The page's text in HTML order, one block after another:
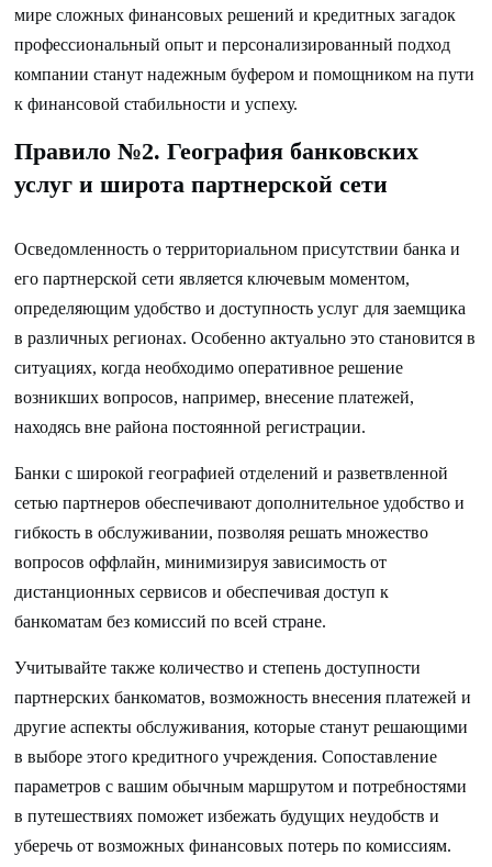
мире сложных финансовых решений и кредитных загадок
профессиональный опыт и персонализированный подход
компании станут надежным буфером и помощником на пути
к финансовой стабильности и успеху.
Правило №2. География банковских
услуг и широта партнерской сети
Осведомленность о территориальном присутствии банка и
его партнерской сети является ключевым моментом,
определяющим удобство и доступность услуг для заемщика
в различных регионах. Особенно актуально это становится в
ситуациях, когда необходимо оперативное решение
возникших вопросов, например, внесение платежей,
находясь вне района постоянной регистрации.
Банки с широкой географией отделений и разветвленной
сетью партнеров обеспечивают дополнительное удобство и
гибкость в обслуживании, позволяя решать множество
вопросов оффлайн, минимизируя зависимость от
дистанционных сервисов и обеспечивая доступ к
банкоматам без комиссий по всей стране.
Учитывайте также количество и степень доступности
партнерских банкоматов, возможность внесения платежей и
другие аспекты обслуживания, которые станут решающими
в выборе этого кредитного учреждения. Сопоставление
параметров с вашим обычным маршрутом и потребностями
в путешествиях поможет избежать будущих неудобств и
уберечь от возможных финансовых потерь по комиссиям.